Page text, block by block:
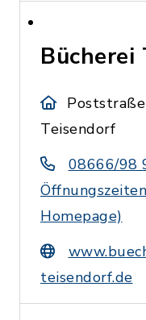
Bücherei
Teisendorf
08666/98
Homepage)
teisendorf.de